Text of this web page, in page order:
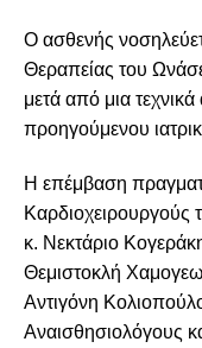
Ο ασθενής
Θεραπείας του
μετά από μια
προηγούμενου
Η επέμβαση
Καρδιοχειρουργούς
κ. Νεκτάριο
Θεμιστοκλή
Αντιγόνη
Αναισθησιολόγους